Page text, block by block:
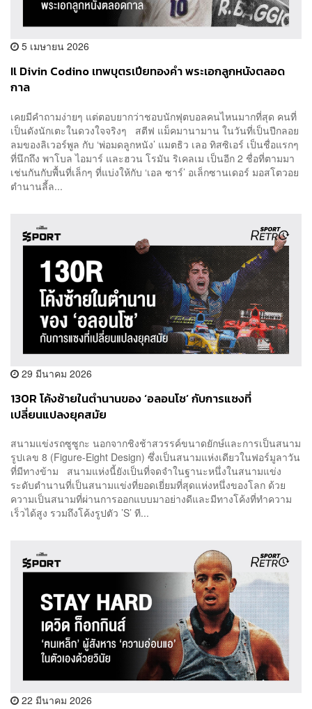
5 เมษายน 2026
Il Divin Codino เทพบุตรเปียทองคำ พระเอกลูกหนังตลอด
กาล
เคยมีคำถามง่ายๆ แต่ตอบยากว่าชอบนักฟุตบอลคนไหนมากที่สุด คนที่
เป็นดังนักเตะในดวงใจจริงๆ สตีฟ แม็คมานามาน ในวันที่เป็นปีกลอย
ลมของลิเวอร์พูล กับ ‘พ่อมดลูกหนัง’ แมตธิว เลอ ทิสซิเอร์ เป็นชื่อแรกๆ
ที่นึกถึง พาโบล ไอมาร์ และฮวน โรมัน ริเคลเม เป็นอีก 2 ชื่อที่ตามมา
เช่นกันกับพื้นที่เล็กๆ ที่แบ่งให้กับ ‘เอล ซาร์’ อเล็กซานเดอร์ มอสโตวอย
ตำนานลี้ล...
29 มีนาคม 2026
130R โค้งซ้ายในตำนานของ ‘อลอนโซ’ กับการแซงที่
เปลี่ยนแปลงยุคสมัย
สนามแข่งรถซูซูกะ นอกจากชิงช้าสวรรค์ขนาดยักษ์และการเป็นสนาม
รูปเลข 8 (Figure-Eight Design) ซึ่งเป็นสนามแห่งเดียวในฟอร์มูลาวัน
ที่มีทางข้าม สนามแห่งนี้ยังเป็นที่จดจำในฐานะหนึ่งในสนามแข่ง
ระดับตำนานที่เป็นสนามแข่งที่ยอดเยี่ยมที่สุดแห่งหนึ่งของโลก ด้วย
ความเป็นสนามที่ผ่านการออกแบบมาอย่างดีและมีทางโค้งที่ทำความ
เร็วได้สูง รวมถึงโค้งรูปตัว ’S’ ที...
22 มีนาคม 2026